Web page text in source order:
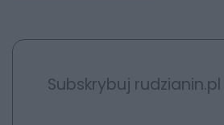
Subskrybuj rudzianin.pl